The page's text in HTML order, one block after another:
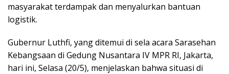
masyarakat terdampak dan menyalurkan bantuan
logistik.
Gubernur Luthfi, yang ditemui di sela acara Sarasehan
Kebangsaan di Gedung Nusantara IV MPR RI, Jakarta,
hari ini, Selasa (20/5), menjelaskan bahwa situasi di